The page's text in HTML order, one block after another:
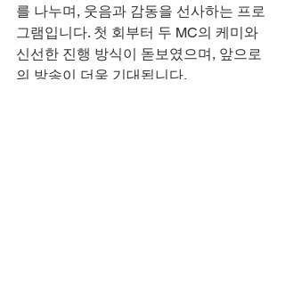
를 나누며, 웃음과 감동을 선사하는 프로
그램입니다. 첫 회부터 두 MC의 케미와
신선한 진행 방식이 돋보였으며, 앞으로
의 방송이 더욱 기대됩니다.